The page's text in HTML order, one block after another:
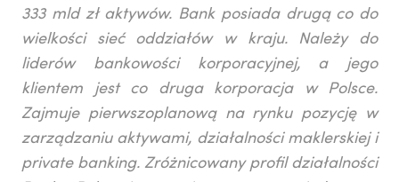
333 mld zł aktywów. Bank posiada drugą co do
wielkości sieć oddziałów w kraju. Należy do
liderów bankowości korporacyjnej, a jego
klientem jest co druga korporacja w Polsce.
Zajmuje pierwszoplanową na rynku pozycję w
zarządzaniu aktywami, działalności maklerskiej i
private banking. Zróżnicowany profil działalności